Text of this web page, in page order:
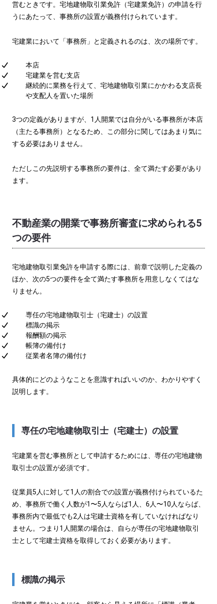
営むときです。宅地建物取引業免許（宅建業免許）の申請を行
うにあたって、事務所の設置が義務付けられています。
宅建業において「事務所」と定義されるのは、次の場所です。
本店
宅建業を営む支店
継続的に業務を行えて、宅地建物取引業にかかわる支店長
や支配人を置いた場所
3つの定義がありますが、1人開業では自分がいる事務所が本店
（主たる事務所）となるため、この部分に関してはあまり気に
する必要はありません。
ただしこの先説明する事務所の要件は、全て満たす必要があり
ます。
不動産業の開業で事務所審査に求められる5
つの要件
宅地建物取引業免許を申請する際には、前章で説明した定義の
ほか、次の5つの要件を全て満たす事務所を用意しなくてはな
りません。
専任の宅地建物取引士（宅建士）の設置
標識の掲示
報酬額の掲示
帳簿の備付け
従業者名簿の備付け
具体的にどのようなことを意識すればいいのか、わかりやすく
説明します。
専任の宅地建物取引士（宅建士）の設置
宅建業を営む事務所として申請するためには、専任の宅地建物
取引士の設置が必須です。
従業員5人に対して1人の割合での設置が義務付けられているた
め、事務所で働く人数が1〜5人ならば1人、6人〜10人ならば、
事務所内で最低でも2人は宅建士資格を有していなければなり
ません。つまり1人開業の場合は、自らが専任の宅地建物取引
士として宅建士資格を取得しておく必要があります。
標識の掲示